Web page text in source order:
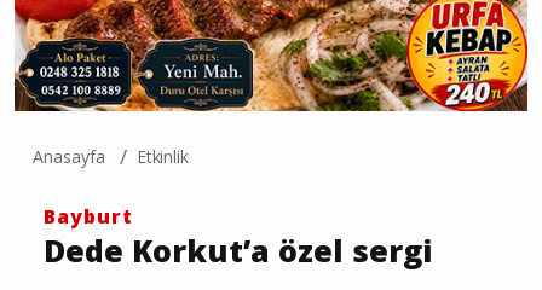
Anasayfa Etkinlik
Bayburt
Dede Korkut’a özel sergi